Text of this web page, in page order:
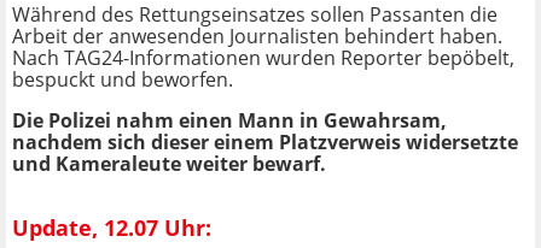
Während des Rettungseinsatzes sollen Passanten die
Arbeit der anwesenden Journalisten behindert haben.
Nach TAG24-Informationen wurden Reporter bepöbelt,
bespuckt und beworfen.
Die Polizei nahm einen Mann in Gewahrsam,
nachdem sich dieser einem Platzverweis widersetzte
und Kameraleute weiter bewarf.
Update, 12.07 Uhr: